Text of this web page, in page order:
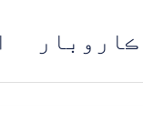
ڪاروبار